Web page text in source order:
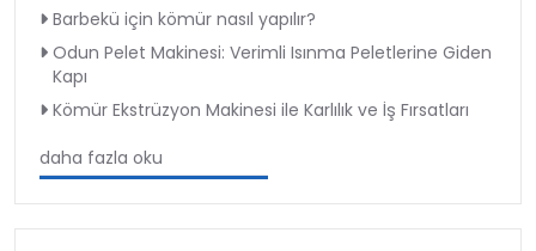
Barbekü için kömür nasıl yapılır?
Odun Pelet Makinesi: Verimli Isınma Peletlerine Giden
Kapı
Kömür Ekstrüzyon Makinesi ile Karlılık ve İş Fırsatları
daha fazla oku